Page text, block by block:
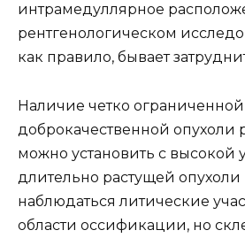
интрамедуллярное
рентгенологическом
как правило, бывает
Наличие четко ограниченной
доброкачественной опухоли
можно установить с высокой
длительно растущей опухоли
наблюдаться литические
области оссификации, но